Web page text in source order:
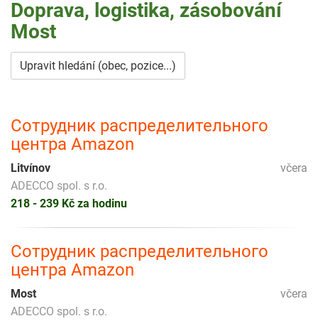
Doprava, logistika, zásobování
Most
Upravit hledání (obec, pozice...)
Сотрудник распределительного
центра Amazon
včera
Litvínov
ADECCO spol. s r.o.
218 - 239 Kč za hodinu
Сотрудник распределительного
центра Amazon
včera
Most
ADECCO spol. s r.o.